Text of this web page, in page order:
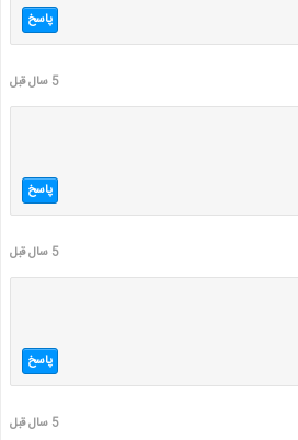
پاسخ
5 سال قبل
پاسخ
5 سال قبل
پاسخ
5 سال قبل